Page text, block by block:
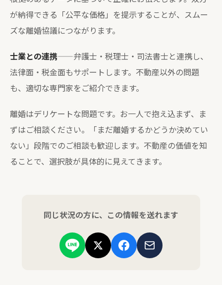
が納得できる「公平な価格」を提示することが、スムー
ズな離婚協議につながります。
士業との連携——弁護士・税理士・司法書士と連携し、
法律面・税金面もサポートします。不動産以外の問題
も、適切な専門家をご紹介できます。
離婚はデリケートな問題です。お一人で抱え込まず、ま
ずはご相談ください。「まだ離婚するかどうか決めてい
ない」段階でのご相談も歓迎します。不動産の価値を知
ることで、選択肢が具体的に見えてきます。
同じ状況の方に、この情報を送れます